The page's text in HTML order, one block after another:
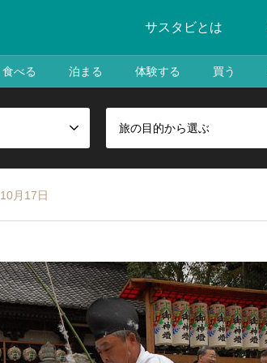
サスタビとは
食べる 泊まる 体験する 買う
旅の目的から選ぶ
月17日